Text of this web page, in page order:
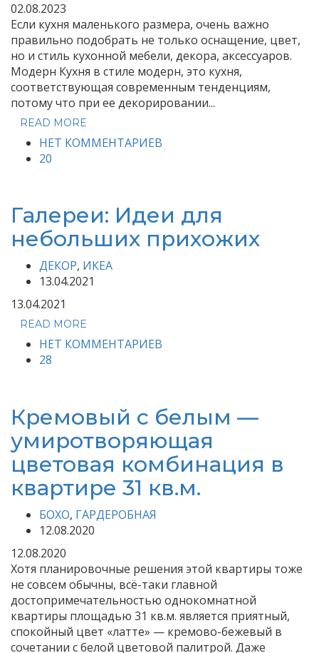
02.08.2023
Если кухня маленького размера, очень важно
правильно подобрать не только оснащение, цвет,
но и стиль кухонной мебели, декора, аксессуаров.
Модерн Кухня в стиле модерн, это кухня,
соответствующая современным тенденциям,
потому что при ее декорировании...
READ MORE
НЕТ КОММЕНТАРИЕВ
20
Галереи: Идеи для
небольших прихожих
ДЕКОР, ИКЕА
13.04.2021
13.04.2021
READ MORE
НЕТ КОММЕНТАРИЕВ
28
Кремовый с белым —
умиротворяющая
цветовая комбинация в
квартире 31 кв.м.
БОХО, ГАРДЕРОБНАЯ
12.08.2020
12.08.2020
Хотя планировочные решения этой квартиры тоже
не совсем обычны, всё-таки главной
достопримечательностью однокомнатной
квартиры площадью 31 кв.м. является приятный,
спокойный цвет «латте» — кремово-бежевый в
сочетании с белой цветовой палитрой. Даже